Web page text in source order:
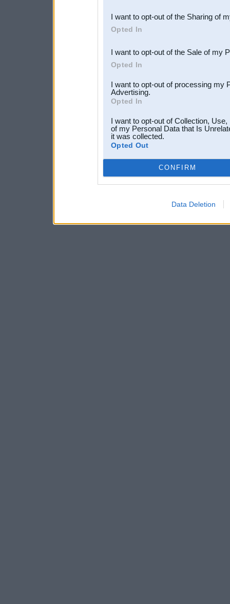
Downstream Participants
third parties.
I want to opt-out of the Sharing of
Opted In
I want to opt-out of the Sale of my
Opted In
I want to opt-out of processing my
Advertising.
Opted In
I want to opt-out of Collection,
of my Personal Data that Is
it was collected.
Opted Out
CONFIRM
Data Deletion